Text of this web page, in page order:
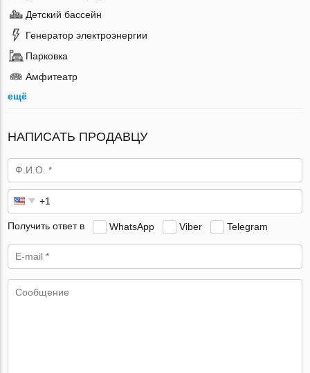
Детский бассейн
Генератор электроэнергии
Парковка
Амфитеатр
ещё
НАПИСАТЬ ПРОДАВЦУ
Получить ответ в WhatsApp Viber Telegram